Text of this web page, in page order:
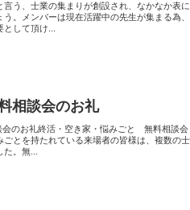
言う、士業の集まりが創設され、なかなか表
う。メンバーは現在活躍中の先生が集まる為
して頂け...
相談会のお礼
会のお礼終活・空き家・悩みごと 無料相談
ごとを持たれている来場者の皆様は、複数の
。無...